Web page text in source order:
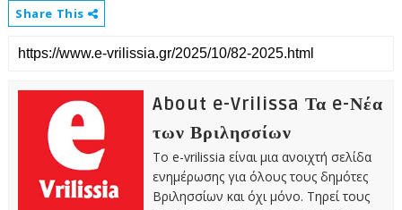
Share This
About e-Vrilissa Τα e-Νέα
των Βριλησσίων
Το e-vrilissia είναι μια ανοιχτή σελίδα
ενημέρωσης για όλους τους δημότες
Βριλησσίων και όχι μόνο. Τηρεί τους